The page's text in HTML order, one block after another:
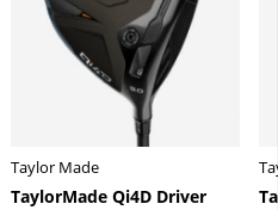
Taylor Made
TaylorMade Qi4D Driver